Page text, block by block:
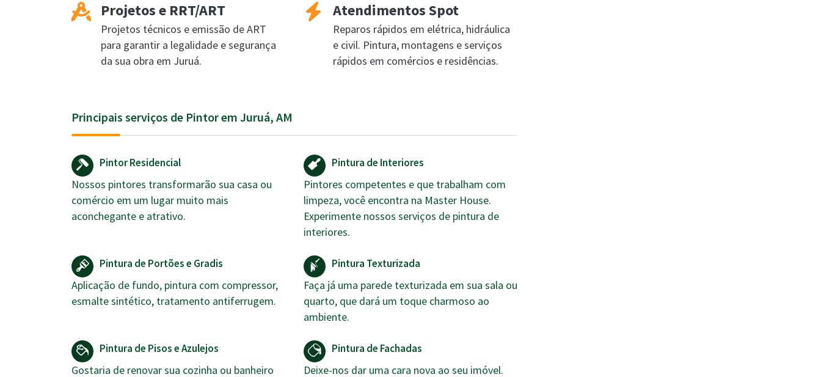
Projetos e RRT/ART
Projetos técnicos e emissão de ART
para garantir a legalidade e segurança
da sua obra em Juruá.
Atendimentos Spot
Reparos rápidos em elétrica, hidráulica
e civil. Pintura, montagens e serviços
rápidos em comércios e residências.
Principais serviços de Pintor em Juruá, AM
Pintor Residencial
Nossos pintores transformarão sua casa ou
comércio em um lugar muito mais
aconchegante e atrativo.
Pintura de Interiores
Pintores competentes e que trabalham com
limpeza, você encontra na Master House.
Experimente nossos serviços de pintura de
interiores.
Pintura de Portões e Gradis
Aplicação de fundo, pintura com compressor,
esmalte sintético, tratamento antiferrugem.
Pintura Texturizada
Faça já uma parede texturizada em sua sala ou
quarto, que dará um toque charmoso ao
ambiente.
Pintura de Pisos e Azulejos
Gostaria de renovar sua cozinha ou banheiro
Pintura de Fachadas
Deixe-nos dar uma cara nova ao seu imóvel.